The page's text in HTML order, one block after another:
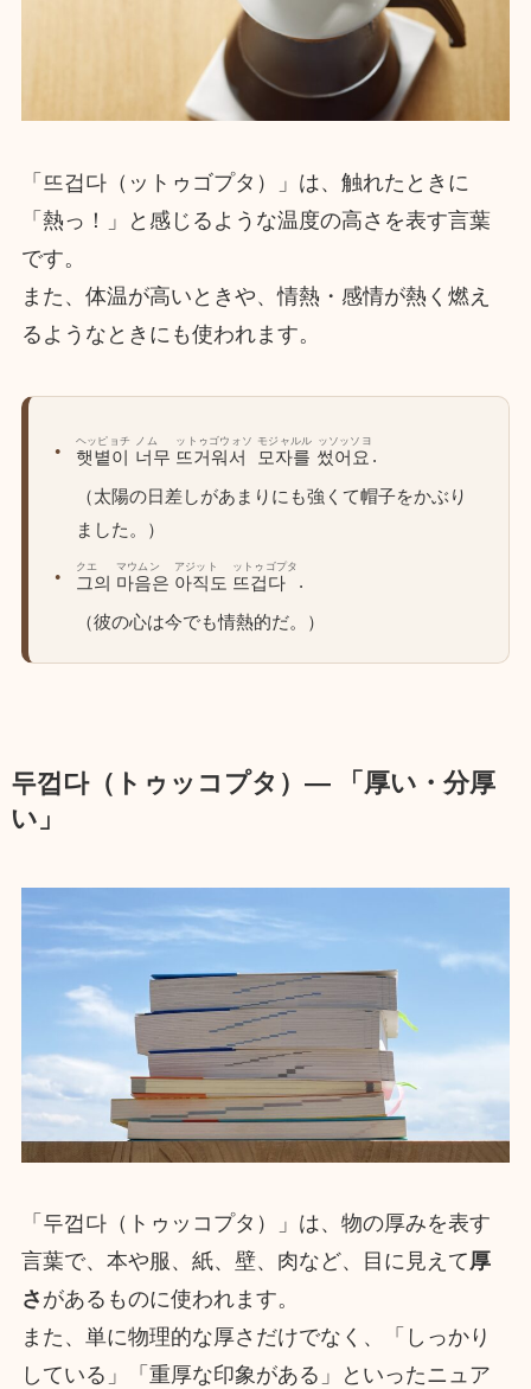
「뜨겁다（ットゥゴプタ）」は、触れたときに
「熱っ！」と感じるような温度の高さを表す言葉
です。
また、体温が高いときや、情熱・感情が熱く燃え
るようなときにも使われます。
햇볕이
ヘッピョチ
너무
ノム
뜨거워서
ットゥゴウォソ
모자를
モジャルル
썼어요
ッソッソヨ
.
（太陽の日差しがあまりにも強くて帽子をかぶり
ました。）
그의
クエ
마음은
マウムン
아직도
アジット
뜨겁다
ットゥゴプタ
.
（彼の心は今でも情熱的だ。）
두껍다（トゥッコプタ）― 「厚い・分厚
い」
「두껍다（トゥッコプタ）」は、物の厚みを表す
言葉で、本や服、紙、壁、肉など、目に見えて厚
さ があるものに使われます。
また、単に物理的な厚さだけでなく、「しっかり
している」「重厚な印象がある」といったニュア